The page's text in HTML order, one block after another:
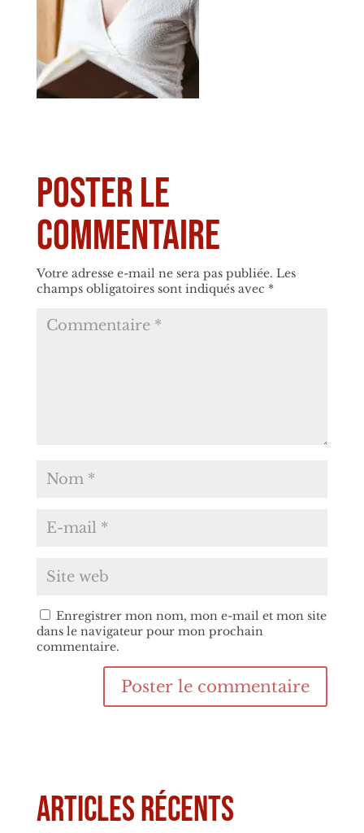
Poster le
commentaire
Votre adresse e-mail ne sera pas publiée. Les
champs obligatoires sont indiqués avec *
Enregistrer mon nom, mon e-mail et mon site
dans le navigateur pour mon prochain
commentaire.
Articles récents